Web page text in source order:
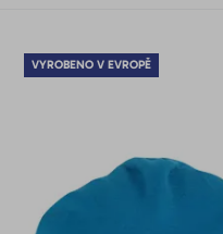
VYROBENO V EVROPĚ